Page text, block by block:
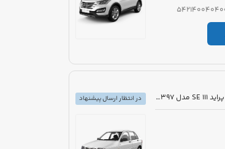
مزایده دولتی خودرو پراید 111 SE مدل 1397 رنگ سفید روغنی
در انتظار ارسال پیشنهاد